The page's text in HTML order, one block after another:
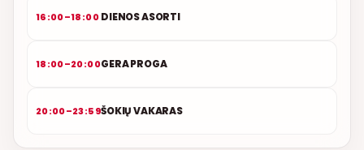
16:00–18:00DIENOS ASORTI
18:00–20:00GERA PROGA
20:00–23:59ŠOKIŲ VAKARAS